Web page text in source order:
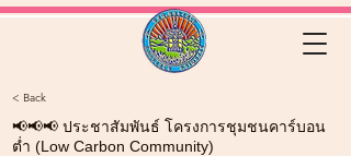
< Back
📢📢📢 ประชาสัมพันธ์ โครงการชุมชนคาร์บอน
ต่ำ (Low Carbon Community)